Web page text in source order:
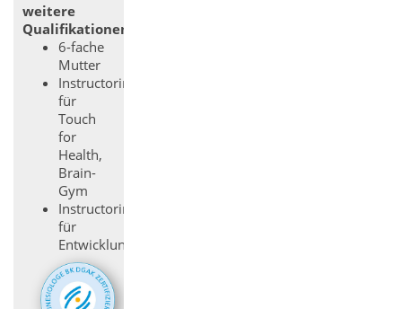
weitere
Qualifikationen
6-fache
Mutter
Instructorin
für
Touch
for
Health,
Brain-
Gym
Instructorin
für
Entwicklungskinesiologie